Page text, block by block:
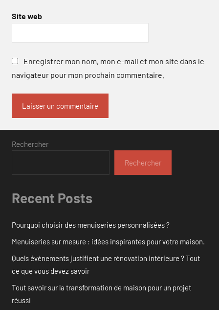
Site web
Enregistrer mon nom, mon e-mail et mon site dans le
navigateur pour mon prochain commentaire.
Rechercher
Rechercher
Recent Posts
Pourquoi choisir des menuiseries personnalisées ?
Menuiseries sur mesure : idées inspirantes pour votre maison.
Quels événements justifient une rénovation intérieure ? Tout
ce que vous devez savoir
Tout savoir sur la transformation de maison pour un projet
réussi